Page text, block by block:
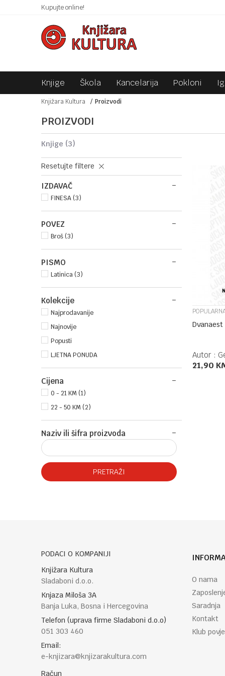
Kupujte online!SIGURNO PLAĆANJE PLATNIM KARTICAMA!
Knjige Škola Kancelarija Pokloni
Knjižara Kultura Proizvodi
PROIZVODI
knjige (3)
Resetujte filtere
IZDAVAČ
FINESA (3)
POVEZ
Broš (3)
PISMO
Latinica (3)
Kolekcije
Najprodavanije
Najnovije
Popusti
LJETNA PONUDA
Cijena
0 - 21 KM (1)
22 - 50 KM (2)
Naziv ili šifra proizvoda
PRETRAŽI
Dvanaest
Autor :
21,90
PODACI O KOMPANIJI
Knjižara Kultura
Sladaboni d.o.o.
Knjaza Miloša 3A
Banja Luka, Bosna i Hercegovina
Telefon (uprava firme Sladaboni d.o.o)
051 303 460
Email:
e-knjizara@knjizarakultura.com
Račun
O nama
Saradnja
Kontakt
Klub